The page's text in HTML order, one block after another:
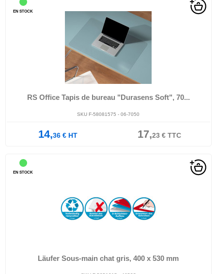
RS Office Tapis de bureau "Durasens Soft", 70...
SKU F-58081575 - 06-7050
14,36€HT 17,23€TTC
EN STOCK
Läufer Sous-main chat gris, 400 x 530 mm
EN STOCK